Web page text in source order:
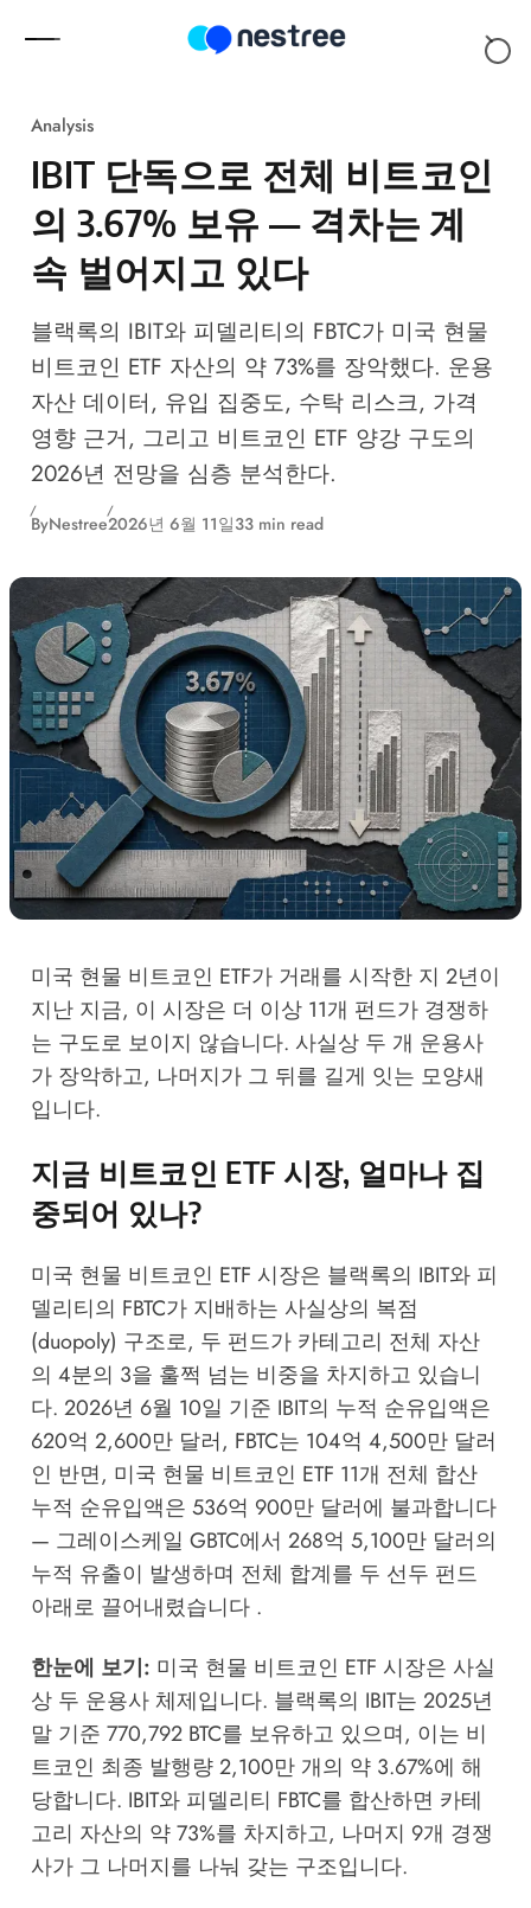
Analysis
IBIT 단독으로 전체 비트코인
의 3.67% 보유 — 격차는 계
속 벌어지고 있다
블랙록의 IBIT와 피델리티의 FBTC가 미국 현물
비트코인 ETF 자산의 약 73%를 장악했다. 운용
자산 데이터, 유입 집중도, 수탁 리스크, 가격
영향 근거, 그리고 비트코인 ETF 양강 구도의
2026년 전망을 심층 분석한다.
ByNestree2026년 6월 11일33 min read
미국 현물 비트코인 ETF가 거래를 시작한 지 2년이
지난 지금, 이 시장은 더 이상 11개 펀드가 경쟁하
는 구도로 보이지 않습니다. 사실상 두 개 운용사
가 장악하고, 나머지가 그 뒤를 길게 잇는 모양새
입니다.
지금 비트코인 ETF 시장, 얼마나 집
중되어 있나?
미국 현물 비트코인 ETF 시장은 블랙록의 IBIT와 피
델리티의 FBTC가 지배하는 사실상의 복점
(duopoly) 구조로, 두 펀드가 카테고리 전체 자산
의 4분의 3을 훌쩍 넘는 비중을 차지하고 있습니
다. 2026년 6월 10일 기준 IBIT의 누적 순유입액은
620억 2,600만 달러, FBTC는 104억 4,500만 달러
인 반면, 미국 현물 비트코인 ETF 11개 전체 합산
누적 순유입액은 536억 900만 달러에 불과합니다
— 그레이스케일 GBTC에서 268억 5,100만 달러의
누적 유출이 발생하며 전체 합계를 두 선두 펀드
아래로 끌어내렸습니다 .
한눈에 보기: 미국 현물 비트코인 ETF 시장은 사실
상 두 운용사 체제입니다. 블랙록의 IBIT는 2025년
말 기준 770,792 BTC를 보유하고 있으며, 이는 비
트코인 최종 발행량 2,100만 개의 약 3.67%에 해
당합니다. IBIT와 피델리티 FBTC를 합산하면 카테
고리 자산의 약 73%를 차지하고, 나머지 9개 경쟁
사가 그 나머지를 나눠 갖는 구조입니다.